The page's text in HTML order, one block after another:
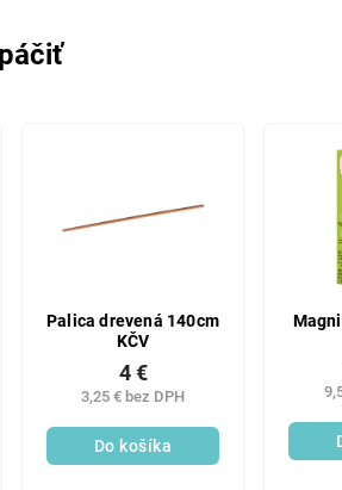
Palica drevená 140cm
KČV
3,25 € bez DPH
4 €
Do košíka